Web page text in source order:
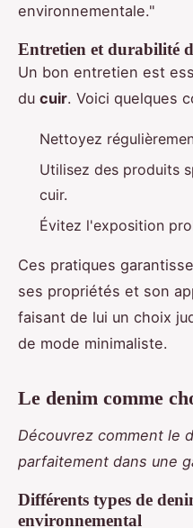
environnementale."
Entretien et durabilité
Un bon entretien est
du cuir. Voici quelques
Nettoyez
Utilisez des produits
cuir.
Évitez l'exposition
Ces pratiques
ses propriétés et son
faisant de lui un choix
de mode minimaliste.
Le denim comme
Découvrez comment le
parfaitement dans une
Différents types de
environnemental